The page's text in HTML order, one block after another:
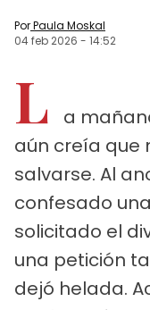
PorPaula Moskal
04 feb 2026 - 14:52
L
a
aún creía que
salvarse. Al
confesado
solicitado el
una petición
dejó helada.